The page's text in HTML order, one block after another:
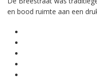
en bood ruimte aan een